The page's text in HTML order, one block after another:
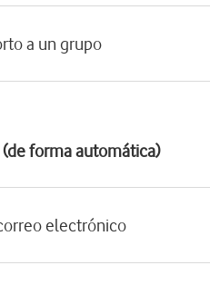
a un grupo
forma automática)
electrónico